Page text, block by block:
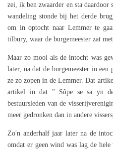
zei, ik ben zwaarder en sta
wandeling stonde bij het derde
om in optocht naar Lemmer te
tilbury, waar de burgemeester zat
Maar zo mooi als de intocht was
later, na dat de burgemeester in
ze zo zopen in de Lemmer. Dat
artikel in dat " Sûpe se sa yn de
bestuursleden van de
meer gedronken dan in andere
Zo'n anderhalf jaar later na de
omdat er geen wind was lag de